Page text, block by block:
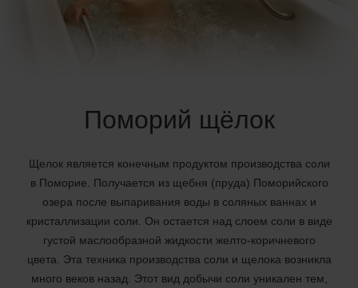
Поморий щёлок
Щелок является конечным продуктом производства соли
в Поморие. Получается из щебня (пруда) Поморийского
озера после выпаривания воды в соляных ваннах и
кристаллизации соли. Он остается над слоем соли в виде
густой маслообразной жидкости желто-коричневого
цвета. Эта техника производства соли и щелока возникла
много веков назад. Этот вид добычи соли уникален тем,